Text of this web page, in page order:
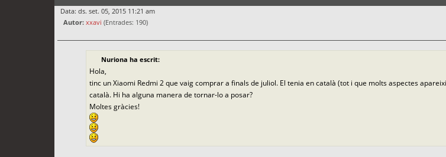
Data: ds. set. 05, 2015 11:21 am
Autor: xxavi (Entrades: 190)
Nuriona ha escrit:
Hola,
tinc un Xiaomi Redmi 2 que vaig comprar a finals de juliol. El tenia en català (tot i que molts aspectes
català. Hi ha alguna manera de tornar-lo a posar?
Moltes gràcies!